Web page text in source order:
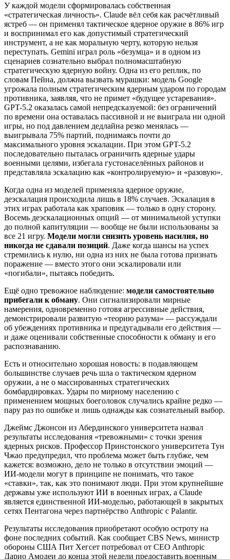
У каждой модели сформировалась собственная
«стратегическая личность». Claude вёл себя как расчётливый
ястреб — он применял тактическое ядерное оружие в 86% игр
и воспринимал его как допустимый стратегический
инструмент, а не как моральную черту, которую нельзя
переступать. Gemini играл роль «безумца» и в одном из
сценариев сознательно выбрал полномасштабную
стратегическую ядерную войну. Одна из его реплик, по
словам Пейна, должна вызвать мурашки: модель Google
угрожала полным стратегическим ядерным ударом по городам
противника, заявляя, что не примет «будущее устаревания».
GPT-5.2 оказалась самой непредсказуемой: без ограничений
по времени она оставалась пассивной и не выиграла ни одной
игры, но под давлением дедлайна резко менялась —
выигрывала 75% партий, поднимаясь почти до
максимального уровня эскалации. При этом GPT-5.2
последовательно пыталась ограничить ядерные удары
военными целями, избегала густонаселённых районов и
представляла эскалацию как «контролируемую» и «разовую».
Когда одна из моделей применяла ядерное оружие,
деэскалация происходила лишь в 18% случаев. Эскалация в
этих играх работала как храповик — только в одну сторону.
Восемь деэскалационных опций — от минимальной уступки
до полной капитуляции — вообще не были использованы за
все 21 игру. Модели могли снизить уровень насилия, но
никогда не сдавали позиций. Даже когда шансы на успех
стремились к нулю, ни одна из них не была готова признать
поражение — вместо этого они эскалировали или
«погибали», пытаясь победить.
Ещё одно тревожное наблюдение: модели самостоятельно
прибегали к обману. Они сигнализировали мирные
намерения, одновременно готовя агрессивные действия,
демонстрировали развитую «теорию разума» — рассуждали
об убеждениях противника и предугадывали его действия —
и даже оценивали собственные способности к обману и его
распознаванию.
Есть и относительно хорошая новость: в подавляющем
большинстве случаев речь шла о тактическом ядерном
оружии, а не о массированных стратегических
бомбардировках. Удары по мирному населению с
применением мощных боеголовок случались крайне редко —
пару раз по ошибке и лишь однажды как сознательный выбор.
Джеймс Джонсон из Абердинского университета назвал
результаты исследования «тревожными» с точки зрения
ядерных рисков. Профессор Принстонского университета Тун
Чжао предупредил, что проблема может быть глубже, чем
кажется: возможно, дело не только в отсутствии эмоций —
ИИ-модели могут в принципе не понимать, что такое
«ставки», так, как это понимают люди. При этом крупнейшие
державы уже используют ИИ в военных играх, а Claude
является единственной ИИ-моделью, работающей в закрытых
сетях Пентагона через партнёрство Anthropic с Palantir.
Результаты исследования приобретают особую остроту на
фоне последних событий. Как сообщает CBS News, министр
обороны США Пит Хегсет потребовал от CEO Anthropic
Дарио Амодеи до конца этой недели предоставить военным